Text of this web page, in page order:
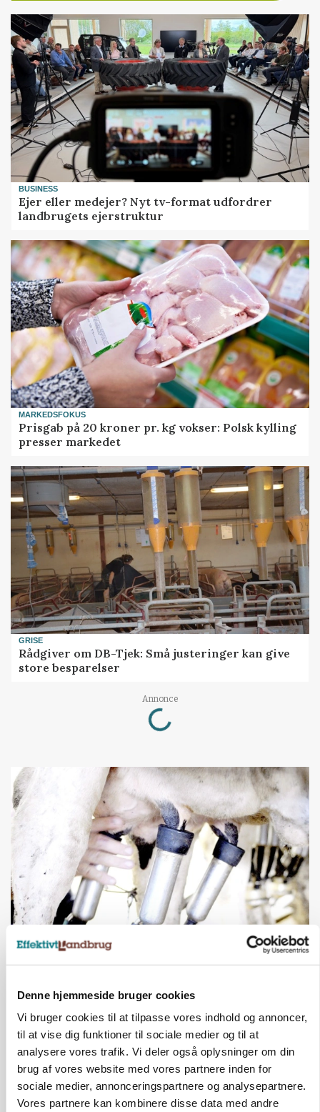
Denne hjemmeside bruger cookies
Vi bruger cookies til at tilpasse vores indhold og annoncer,
til at vise dig funktioner til sociale medier og til at
analysere vores trafik. Vi deler også oplysninger om din
brug af vores website med vores partnere inden for
sociale medier, annonceringspartnere og analysepartnere.
Vores partnere kan kombinere disse data med andre
BUSINESS
Ejer eller medejer? Nyt tv-format udfordrer
landbrugets ejerstruktur
MARKEDSFOKUS
Prisgab på 20 kroner pr. kg vokser: Polsk kylling
presser markedet
GRISE
Rådgiver om DB-Tjek: Små justeringer kan give
store besparelser
Annonce
Loading...
MARKED
Russisk mælkepris dykker 23 procent